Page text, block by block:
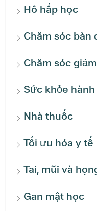
Hô hấp học
Chăm sóc bàn
Chăm sóc
Sức khỏe hành
Nhà thuốc
Tối ưu hóa y tế
Tai, mũi và
Gan mật học